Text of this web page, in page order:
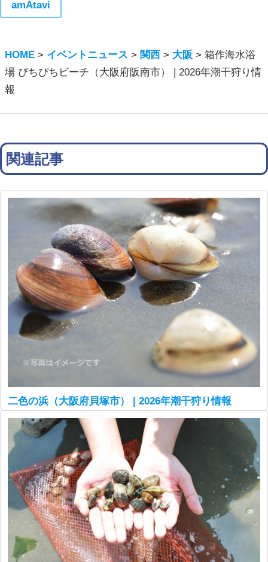
amAtavi
HOME > イベントニュース > 関西 > 大阪 >箱作海水浴
場 ぴちぴちビーチ（大阪府阪南市） | 2026年潮干狩り情
報
関連記事
二色の浜（大阪府貝塚市） | 2026年潮干狩り情報